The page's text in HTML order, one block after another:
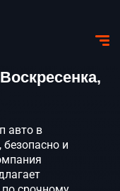
авто в
безопасно и